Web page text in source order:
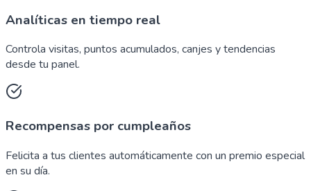
Analíticas en tiempo real
Controla visitas, puntos acumulados, canjes y tendencias
desde tu panel.
Recompensas por cumpleaños
Felicita a tus clientes automáticamente con un premio especial
en su día.